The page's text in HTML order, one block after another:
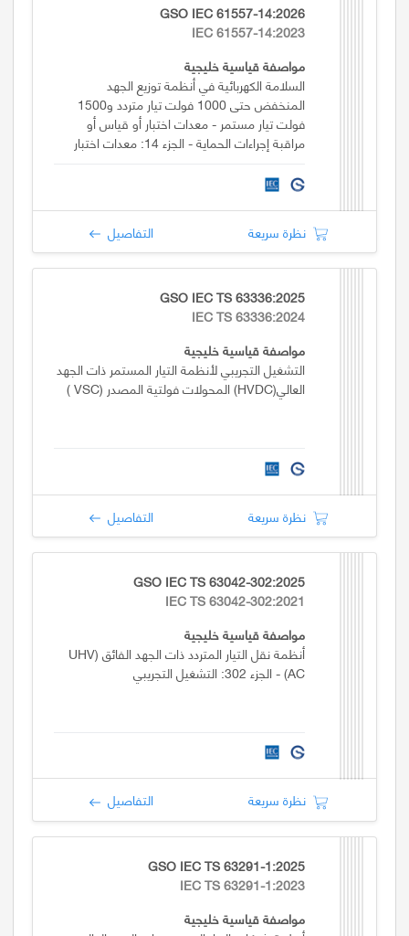
GSO IEC 61557-14:2026
IEC 61557-14:2023
مواصفة قياسية خليجية
السلامة الكهربائية في أنظمة توزيع الجهد
المنخفض حتى 1000 فولت تيار متردد و1500
فولت تيار مستمر - معدات اختبار أو قياس أو
مراقبة إجراءات الحماية - الجزء 14: معدات اختبار
نظرة سريعة التفاصيل
GSO IEC TS 63336:2025
IEC TS 63336:2024
مواصفة قياسية خليجية
التشغيل التجريبي لأنظمة التيار المستمر ذات الجهد
العالي(HVDC) المحولات فولتية المصدر (VSC )
نظرة سريعة التفاصيل
GSO IEC TS 63042-302:2025
IEC TS 63042-302:2021
مواصفة قياسية خليجية
أنظمة نقل التيار المتردد ذات الجهد الفائق (UHV
AC) - الجزء 302: التشغيل التجريبي
نظرة سريعة التفاصيل
GSO IEC TS 63291-1:2025
IEC TS 63291-1:2023
مواصفة قياسية خليجية